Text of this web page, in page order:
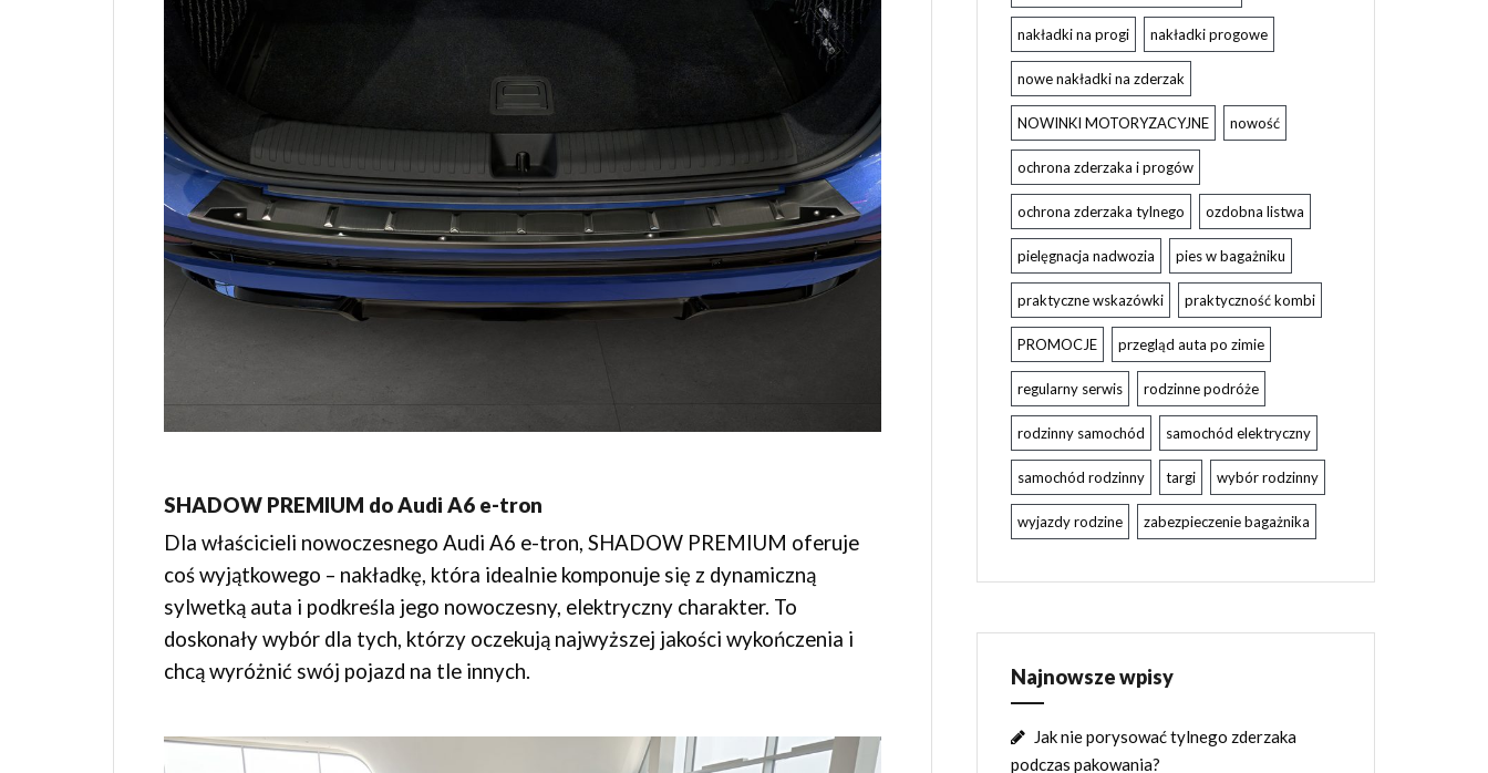
SHADOW PREMIUM do Audi A6 e-tron
Dla właścicieli nowoczesnego Audi A6 e-tron, SHADOW PREMIUM oferuje
coś wyjątkowego – nakładkę, która idealnie komponuje się z dynamiczną
sylwetką auta i podkreśla jego nowoczesny, elektryczny charakter. To
doskonały wybór dla tych, którzy oczekują najwyższej jakości wykończenia i
chcą wyróżnić swój pojazd na tle innych.
nakładki na progi nakładki progowe
nowe nakładki na zderzak
NOWINKI MOTORYZACYJNE nowość
ochrona zderzaka i progów
ochrona zderzaka tylnego ozdobna listwa
pielęgnacja nadwozia pies w bagażniku
praktyczne wskazówki praktyczność kombi
PROMOCJE przegląd auta po zimie
regularny serwis rodzinne podróże
rodzinny samochód samochód elektryczny
samochód rodzinny targi wybór rodzinny
wyjazdy rodzine zabezpieczenie bagażnika
Najnowsze wpisy
Jak nie porysować tylnego zderzaka
podczas pakowania?